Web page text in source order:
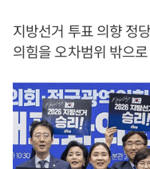
지방선거 투표 의향 정
의힘을 오차범위 밖으